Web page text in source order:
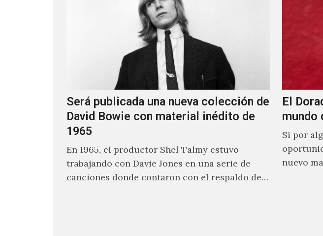
Será publicada una nueva colección de
David Bowie con material inédito de
1965
En 1965, el productor Shel Talmy estuvo
trabajando con Davie Jones en una serie de
canciones donde contaron con el respaldo de
El
mundo
Si por
nuevo